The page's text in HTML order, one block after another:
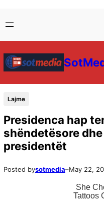
Lajme
Presidenca hap
shëndetësore
presidentët
Posted bysotmedia–May 22,